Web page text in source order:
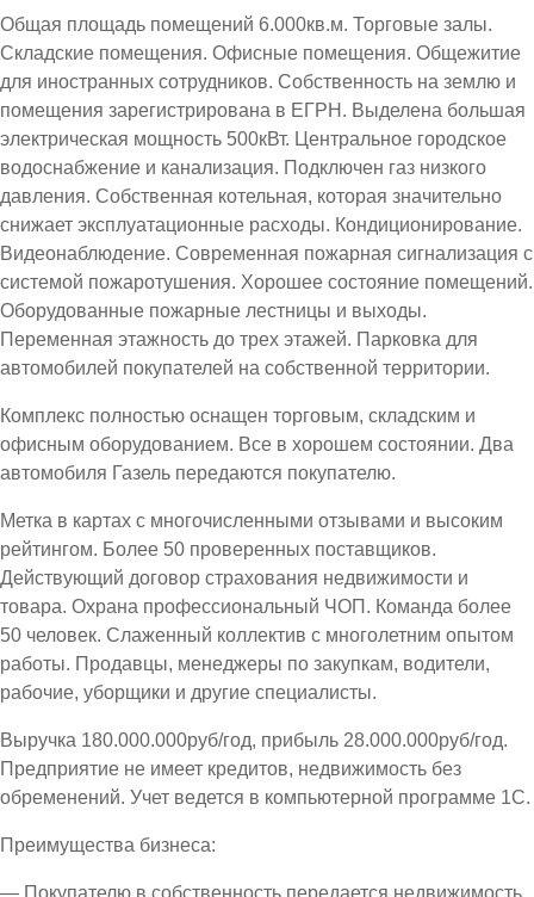
Общая площадь помещений 6.000кв.м. Торговые залы.
Складские помещения. Офисные помещения. Общежитие
для иностранных сотрудников. Собственность на землю и
помещения зарегистрирована в ЕГРН. Выделена большая
электрическая мощность 500кВт. Центральное городское
водоснабжение и канализация. Подключен газ низкого
давления. Собственная котельная, которая значительно
снижает эксплуатационные расходы. Кондиционирование.
Видеонаблюдение. Современная пожарная сигнализация с
системой пожаротушения. Хорошее состояние помещений.
Оборудованные пожарные лестницы и выходы.
Переменная этажность до трех этажей. Парковка для
автомобилей покупателей на собственной территории.
Комплекс полностью оснащен торговым, складским и
офисным оборудованием. Все в хорошем состоянии. Два
автомобиля Газель передаются покупателю.
Метка в картах с многочисленными отзывами и высоким
рейтингом. Более 50 проверенных поставщиков.
Действующий договор страхования недвижимости и
товара. Охрана профессиональный ЧОП. Команда более
50 человек. Слаженный коллектив с многолетним опытом
работы. Продавцы, менеджеры по закупкам, водители,
рабочие, уборщики и другие специалисты.
Выручка 180.000.000руб/год, прибыль 28.000.000руб/год.
Предприятие не имеет кредитов, недвижимость без
обременений. Учет ведется в компьютерной программе 1С.
Преимущества бизнеса:
— Покупателю в собственность передается недвижимость